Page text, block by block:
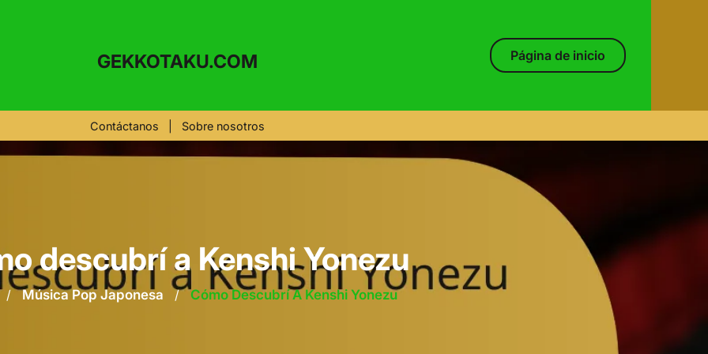
GEKKOTAKU.COM Página de inicio
Contáctanos Sobre nosotros
descubrí a Kenshi Yonezu
/ Música Pop Japonesa / Cómo Descubrí A Kenshi Yonezu